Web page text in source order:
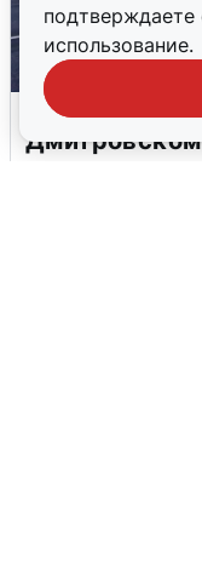
подтверждаете
использование.
Пять машин